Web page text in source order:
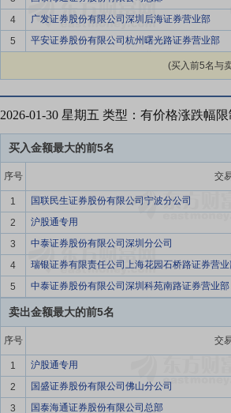
4
广发证券股份有限公司深圳后海证券营业部
5
平安证券股份有限公司杭州曙光路证券营业部
(买入前5名与
2026-01-30 星期五 类型：有价格涨跌幅
买入金额最大的前5名
序号 交
1
国联民生证券股份有限公司宁波分公司
2
沪股通专用
3
中泰证券股份有限公司深圳分公司
4
瑞银证券有限责任公司上海花园石桥路证券营
5
中泰证券股份有限公司深圳科苑南路证券营业部
卖出金额最大的前5名
序号 交
1
沪股通专用
2
国盛证券股份有限公司佛山分公司
3
国泰海通证券股份有限公司总部